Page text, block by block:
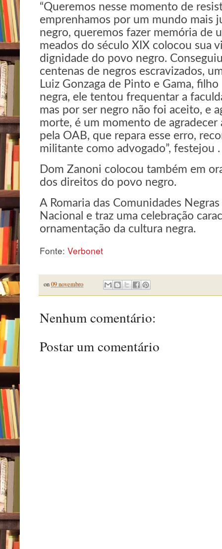
“Queremos nesse momento de
emprenhamos por um mundo mais
negro, queremos fazer memória de
meados do século XIX colocou sua
dignidade do povo negro.
centenas de negros escravizados,
Luiz Gonzaga de Pinto e Gama,
negra, ele tentou frequentar a
mas por ser negro não foi aceito, e
morte, é um momento de
pela OAB, que repara esse erro,
militante como advogado”, festejou .
Dom Zanoni colocou também em
dos direitos do povo negro.
A Romaria das Comunidades
Nacional e traz uma celebração
ornamentação da cultura negra.
Fonte: Verbonet
on09 novembro
Nenhum comentário:
Postar um comentário